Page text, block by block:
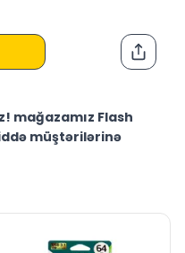
mağazamız Flash
müştərilərinə
multibrend
Servis